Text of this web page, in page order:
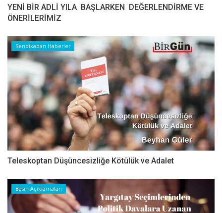
YENİ BİR ADLİ YILA BAŞLARKEN DEĞERLENDİRME VE
ÖNERİLERİMİZ
Sendikadan Haberler
Teleskoptan Düşüncesizliğe Kötülük ve Adalet
Basın Açıklamaları